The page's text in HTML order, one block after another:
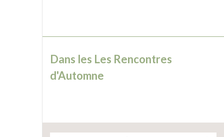
Dans les Les Rencontres
d'Automne